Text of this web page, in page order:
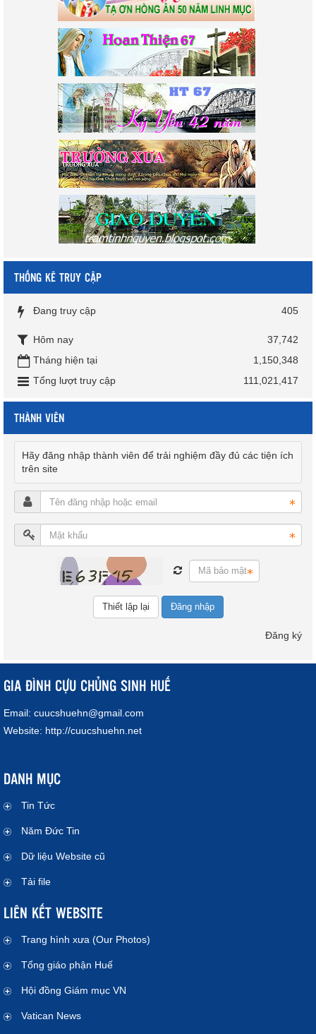
THỐNG KÊ TRUY CẬP
Đang truy cập 405
Hôm nay
37,742
Tháng hiện tại
1,150,348
Tổng lượt truy cập
111,021,417
THÀNH VIÊN
Hãy đăng nhập thành viên để trải nghiệm đầy đủ các tiện ích
trên site
Đăng nhập
Đăng ký
GIA ĐÌNH CỰU CHỦNG SINH HUẾ
Email: cuucshuehn@gmail.com
Website: http://cuucshuehn.net
DANH MỤC
Tin Tức
Năm Đức Tin
Dữ liệu Website cũ
Tải file
LIÊN KẾT WEBSITE
Trang hình xưa (Our Photos)
Tổng giáo phận Huế
Hội đồng Giám mục VN
Vatican News